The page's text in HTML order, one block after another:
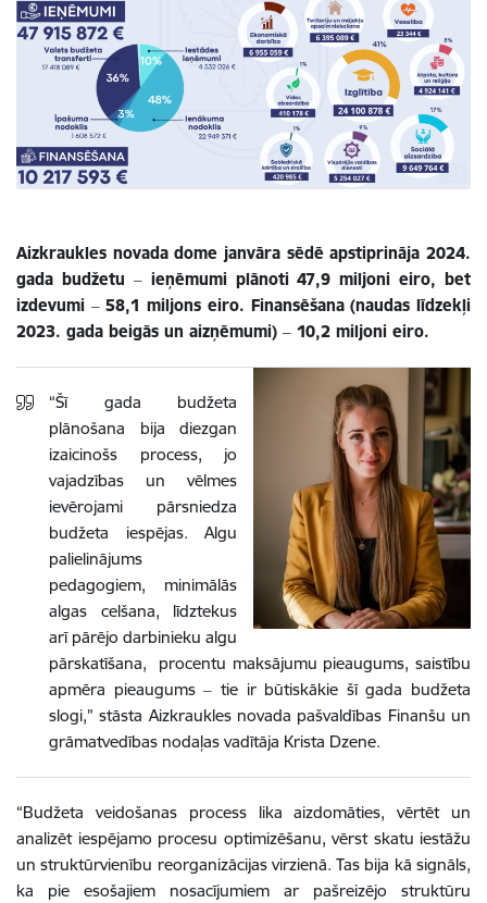
Aizkraukles novada dome janvāra sēdē apstiprināja 2024.
gada budžetu ‒ ieņēmumi plānoti 47,9 miljoni eiro, bet
izdevumi ‒ 58,1 miljons eiro. Finansēšana (naudas līdzekļi
2023. gada beigās un aizņēmumi) ‒ 10,2 miljoni eiro.
“Šī gada budžeta
plānošana bija diezgan
izaicinošs process, jo
vajadzības un vēlmes
ievērojami pārsniedza
budžeta iespējas. Algu
palielinājums
pedagogiem, minimālās
algas celšana, līdztekus
arī pārējo darbinieku algu
pārskatīšana, procentu maksājumu pieaugums, saistību
apmēra pieaugums ‒ tie ir būtiskākie šī gada budžeta
slogi,” stāsta Aizkraukles novada pašvaldības Finanšu un
grāmatvedības nodaļas vadītāja Krista Dzene.
“Budžeta veidošanas process lika aizdomāties, vērtēt un
analizēt iespējamo procesu optimizēšanu, vērst skatu iestāžu
un struktūrvienību reorganizācijas virzienā. Tas bija kā signāls,
ka pie esošajiem nosacījumiem ar pašreizējo struktūru